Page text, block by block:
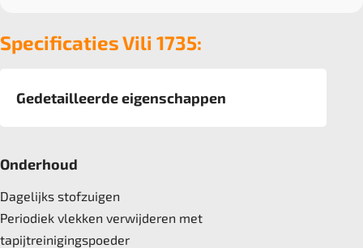
Specificaties Vili 1735:
Gedetailleerde eigenschappen
Pool
Poolgewicht
650 gr/m2
Onderhoud
Dagelijks stofzuigen
Periodiek vlekken verwijderen met
tapijtreinigingspoeder